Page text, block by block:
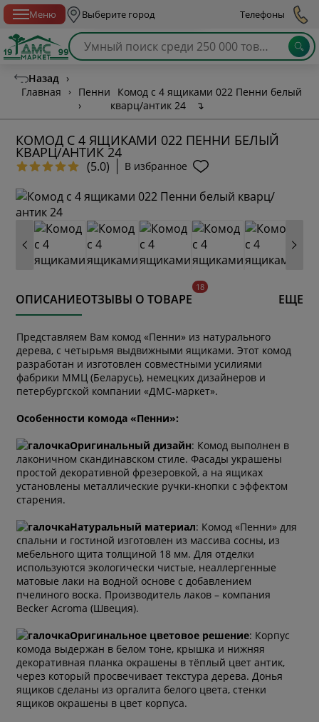
Меню Выберите город Телефоны
Назад ›
Главная
›
Пенни
›
Комод с 4 ящиками 022 Пенни белый
кварц/антик 24
↴
КОМОД С 4 ЯЩИКАМИ 022 ПЕННИ БЕЛЫЙ
КВАРЦ/АНТИК 24
(5.0) В избранное
ОПИСАНИЕОТЗЫВЫ О ТОВАРЕ ЕЩЕ
Представляем Вам комод «Пенни» из натурального
дерева, с четырьмя выдвижными ящиками. Этот комод
разработан и изготовлен совместными усилиями
фабрики ММЦ (Беларусь), немецких дизайнеров и
петербургской компании «ДМС-маркет».
Особенности комода «Пенни»:
Оригинальный дизайн: Комод выполнен в
лаконичном скандинавском стиле. Фасады украшены
простой декоративной фрезеровкой, а на ящиках
установлены металлические ручки-кнопки с эффектом
старения.
Натуральный материал: Комод «Пенни» для
спальни и гостиной изготовлен из массива сосны, из
мебельного щита толщиной 18 мм. Для отделки
используются экологически чистые, неаллергенные
матовые лаки на водной основе с добавлением
пчелиного воска. Производитель лаков – компания
Becker Acroma (Швеция).
Оригинальное цветовое решение: Корпус
комода выдержан в белом тоне, крышка и нижняя
декоративная планка окрашены в тёплый цвет антик,
через который просвечивает текстура дерева. Донья
ящиков сделаны из оргалита белого цвета, стенки
ящиков окрашены в цвет корпуса.